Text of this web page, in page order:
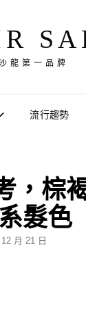
龍第一品牌
流行趨勢
，棕
髮色
月 21 日